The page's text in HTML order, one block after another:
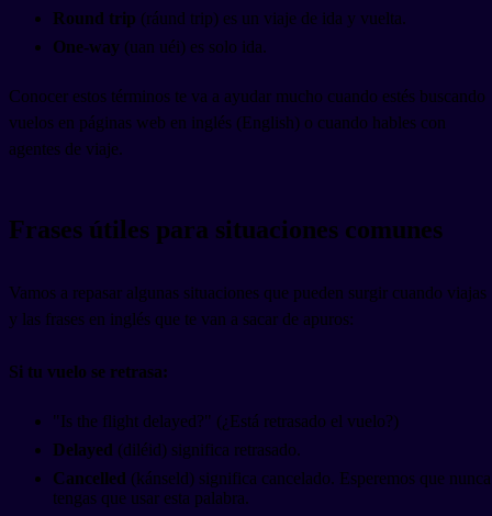
Round trip (ráund trip) es un viaje de ida y vuelta.
One-way (uan uéi) es solo ida.
Conocer estos términos te va a ayudar mucho cuando estés buscando
vuelos en páginas web en inglés (English) o cuando hables con
agentes de viaje.
Frases útiles para situaciones comunes
Vamos a repasar algunas situaciones que pueden surgir cuando viajas
y las frases en inglés que te van a sacar de apuros:
Si tu vuelo se retrasa:
"Is the flight delayed?" (¿Está retrasado el vuelo?)
Delayed (diléid) significa retrasado.
Cancelled (kánseld) significa cancelado. Esperemos que nunca
tengas que usar esta palabra.